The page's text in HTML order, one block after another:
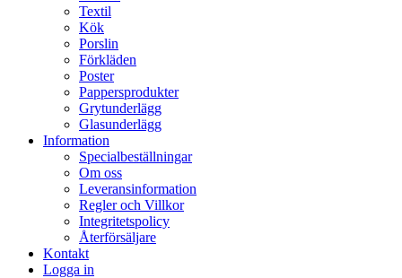
Textil
Kök
Porslin
Förkläden
Poster
Pappersprodukter
Grytunderlägg
Glasunderlägg
Information
Specialbeställningar
Om oss
Leveransinformation
Regler och Villkor
Integritetspolicy
Återförsäljare
Kontakt
Logga in